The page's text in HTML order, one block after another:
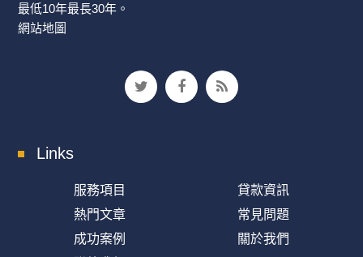
最低10年最長30年。
網站地圖
Links
服務項目
貸款資訊
熱門文章
常見問題
成功案例
關於我們